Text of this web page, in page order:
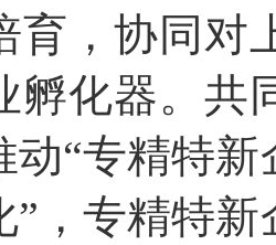
育，协同对
孵化器。共
动“专精特
”，专精特